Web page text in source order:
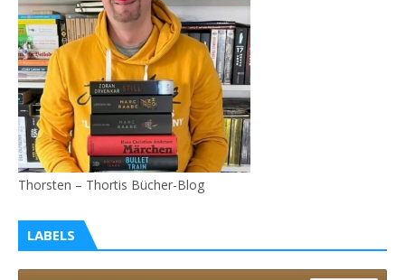
Thorsten – Thortis Bücher-Blog
LABELS